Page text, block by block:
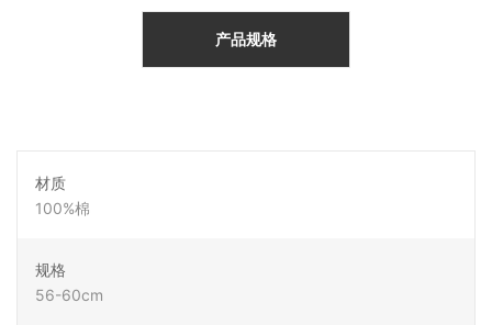
产品规格
材质
100%棉
规格
56-60cm